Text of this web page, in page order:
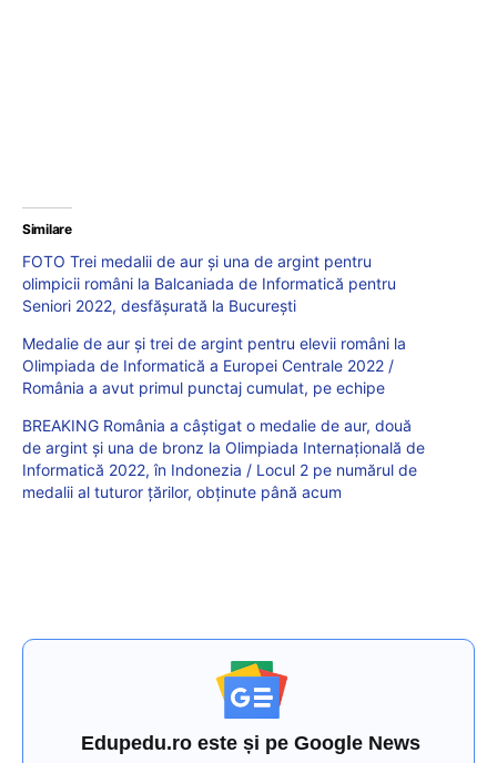
Similare
FOTO Trei medalii de aur și una de argint pentru
olimpicii români la Balcaniada de Informatică pentru
Seniori 2022, desfășurată la București
Medalie de aur și trei de argint pentru elevii români la
Olimpiada de Informatică a Europei Centrale 2022 /
România a avut primul punctaj cumulat, pe echipe
BREAKING România a câștigat o medalie de aur, două
de argint și una de bronz la Olimpiada Internațională de
Informatică 2022, în Indonezia / Locul 2 pe numărul de
medalii al tuturor țărilor, obținute până acum
Edupedu.ro este și pe Google News